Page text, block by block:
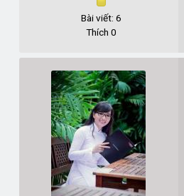
Bài viết: 6
Thích 0